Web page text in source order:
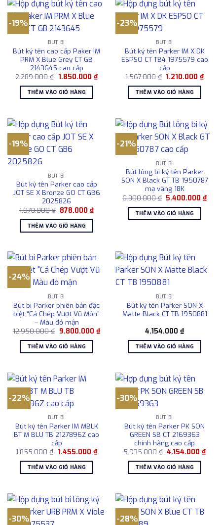
-19%
BÚT BI
Bút ký tên cao cấp Paker IM
PRM X Blue Grey CT GB
2143645 cao cấp
2.289.000₫ Giá
là:
2.289.000 ₫.
1.850.000 ₫Giá
THÊM VÀO GIỎ HÀNG
-23%
BÚT BI
Bút ký tên Parker IM X DK
ESPSO CT TB4 1975579 cao
cấp
1.567.000₫ Giá
là:
1.567.000 ₫.
1.210.000₫Giá
THÊM VÀO GIỎ HÀNG
-19%
BÚT BI
Bút ký tên Parker cao cấp
JOT SE X Bronze GO CT GB6
2025826
1.078.000₫ Giá
là:
1.078.000 ₫.
878.000₫Giá
hiện
THÊM VÀO GIỎ HÀNG
-21%
BÚT BI
Bút lông bi ký tên Parker
SON X Black GT TB 1950787
mạ vàng 18K
6.800.000₫ Giá
là:
6.800.000 ₫.
5.400.000₫Giá
hiện
THÊM VÀO GIỎ HÀNG
-24%
BÚT BI
Bút bi Parker phiên bản đặc
biệt “Cá Chép Vượt Vũ Môn”
– Màu đỏ mận
12.950.000₫ Giá
là:
12.950.000 ₫.
9.800.000 ₫Giá
hiện
9.800.000 ₫.
THÊM VÀO GIỎ HÀNG
BÚT BI
Bút ký tên Parker SON X
Matte Black CT TB 1950881
4.154.000 ₫
THÊM VÀO GIỎ HÀNG
-22%
BÚT BI
Bút ký tên Parker IM MBLK
BT M BLU TB 2127896Z cao
cấp
1.855.000₫ Giá
là:
1.855.000 ₫.
1.455.000 ₫Giá
hiện
1.455.000 ₫.
THÊM VÀO GIỎ HÀNG
-30%
BÚT BI
Bút ký tên Parker PK SON
GREEN SB CT 2169363
chính hãng cao cấp
5.935.000₫ Giá
là:
5.935.000 ₫.
4.154.000₫Giá
hiện
THÊM VÀO GIỎ HÀNG
-30% -28%